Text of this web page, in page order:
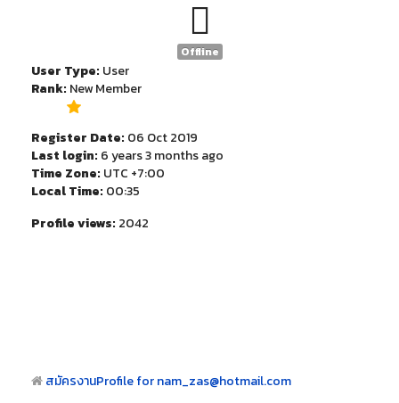
Offline
User Type: User
Rank: New Member
Register Date: 06 Oct 2019
Last login: 6 years 3 months ago
Time Zone: UTC +7:00
Local Time: 00:35
Profile views: 2042
สมัครงานProfile for nam_zas@hotmail.com